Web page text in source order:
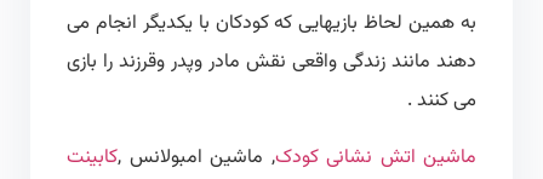
به همین لحاظ بازیهایی که کودکان با یکدیگر انجام می
دهند مانند زندگی واقعی نقش مادر وپدر وقرزند را بازی
می کنند .
ماشین اتش نشانی کودک, ماشین امبولانس ,کابینت